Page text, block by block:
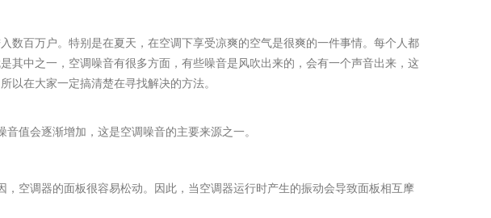
数百万户。特别是在夏天，在空调下享受凉爽的空气是很爽的一件事情。每个人都
其中之一，空调噪音有很多方面，有些噪音是风吹出来的，会有一个声音出来，这
以在大家一定搞清楚在寻找解决的方法。
值会逐渐增加，这是空调噪音的主要来源之一。
空调器的面板很容易松动。因此，当空调器运行时产生的振动会导致面板相互摩